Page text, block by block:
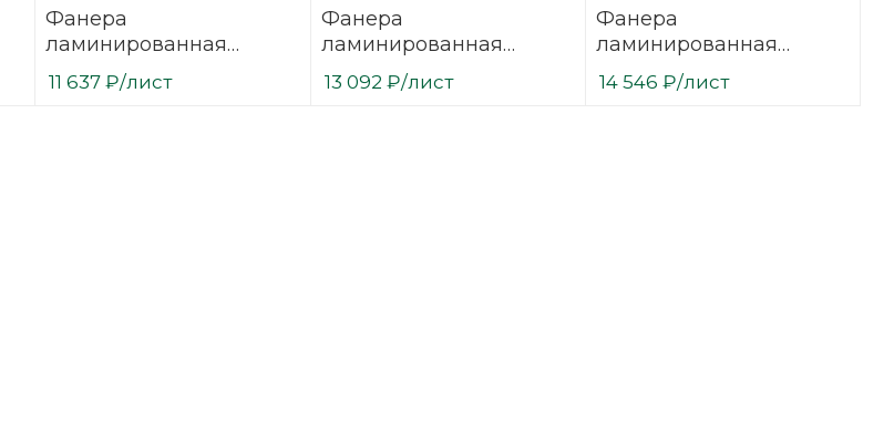
Фанера
ламинированная
(ФОФ) 24 мм 3000х1500
мм F/W сорт 1/1
11 637 ₽/лист
Фанера
ламинированная
(ФОФ) 27 мм 3000х1500
мм F/W сорт 1/1
13 092 ₽/лист
Фанера
ламинированная
(ФОФ) 30 мм 3000х1500
мм F/W сорт 1/1
14 546 ₽/лист